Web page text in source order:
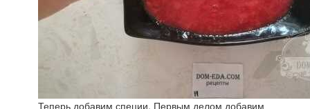
Теперь добавим специи. Первым делом добавим